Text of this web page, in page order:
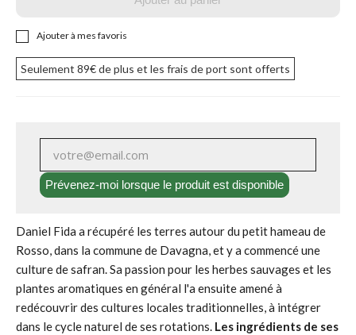
Ajouter à mes favoris
Seulement 89€de plus et les frais de port sont offerts
Prévenez-moi lorsque le produit est disponible
Daniel Fida a récupéré les terres autour du petit hameau de
Rosso, dans la commune de Davagna, et y a commencé une
culture de safran. Sa passion pour les herbes sauvages et les
plantes aromatiques en général l'a ensuite amené à
redécouvrir des cultures locales traditionnelles, à intégrer
dans le cycle naturel de ses rotations. Les ingrédients de ses